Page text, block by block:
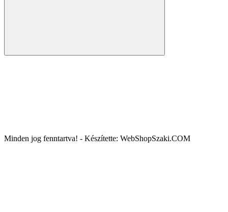
Minden jog fenntartva! - Készítette: WebShopSzaki.COM